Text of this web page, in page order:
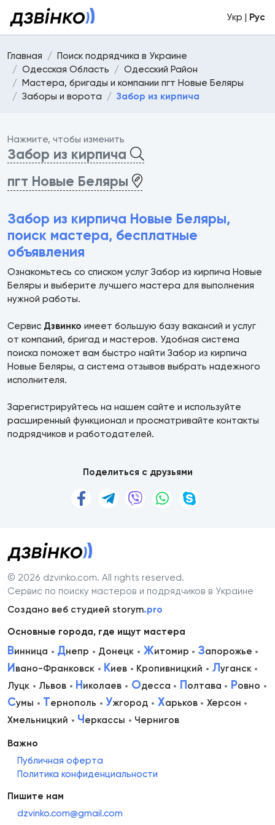
Укр | Рус
Главная
Поиск подрядчика в Украине
Одесская Область
Одесский Район
Мастера, бригады и компании пгт Новые Беляры
Заборы и ворота
Забор из кирпича
Нажмите, чтобы изменить
Забор из кирпича
пгт Новые Беляры
Забор из кирпича Новые Беляры,
поиск мастера, бесплатные
объявления
Ознакомьтесь со списком услуг Забор из кирпича Новые
Беляры и выберите лучшего мастера для выполнения
нужной работы.
Сервис Дзвинко имеет большую базу вакансий и услуг
от компаний, бригад и мастеров. Удобная система
поиска поможет вам быстро найти Забор из кирпича
Новые Беляры, а система отзывов выбрать надежного
исполнителя.
Зарегистрируйтесь на нашем сайте и используйте
расширенный функционал и просматривайте контакты
подрядчиков и работодателей.
Поделиться с друзьями
© 2026 dzvinko.com. All rights reserved.
Сервис по поиску мастеров и подрядчиков в Украине
Создано веб студией storym.pro
Основные города, где ищут мастера
Винница Днепр Донецк Житомир Запорожье
Ивано-Франковск Киев Кропивницкий Луганск
Луцк
Львов Николаев Одесса Полтава Ровно
Сумы Тернополь Ужгород Харьков
Херсон
Хмельницкий
Черкассы Чернигов
Важно
Публичная оферта
Политика конфиденциальности
Пишите нам
dzvinko.com@gmail.com